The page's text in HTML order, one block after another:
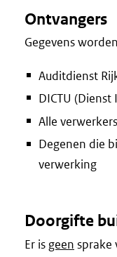
Ontvangers
Gegevens
Auditdienst
DICTU (Dienst
Alle
Degenen die
verwerking
Doorgifte
Er is geen sprake